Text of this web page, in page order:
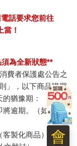
話要求您前往
！
為全新狀態**
費者保護處公告之
」，以下商品購買
猶豫期：
將逾期。（如：生
製化商品）
會